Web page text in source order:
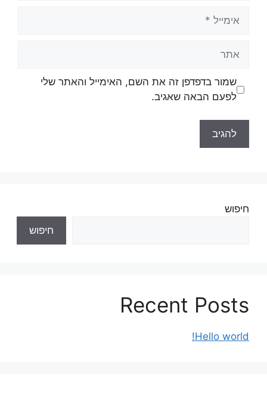
שמור בדפדפן זה את השם, האימייל והאתר שלי
לפעם הבאה שאגיב.
חיפוש
חיפוש
Recent Posts
Hello world!